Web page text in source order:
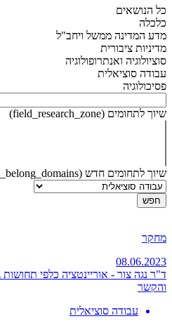
כל הנושאים
כלכלה
מדע המדינה ממשל ויחב"ל
מדיניות ציבורית
סוציולוגיה ואנתרופולוגיה
עבודה סוציאלית
פסיכולוגיה
שיוך לתחומים (field_research_zone)
שיוך לתחומים חדש (field_belong_domains)
מחקר
08.06.2023
ד"ר נגה צור - אוריינטציה כלפי
והקשר
עבודה סוציאלית